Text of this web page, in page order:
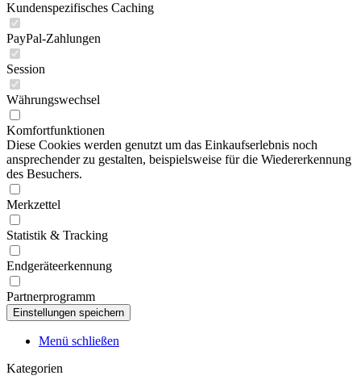
Kundenspezifisches Caching
PayPal-Zahlungen
Session
Währungswechsel
Komfortfunktionen
Diese Cookies werden genutzt um das Einkaufserlebnis noch
ansprechender zu gestalten, beispielsweise für die Wiedererkennung
des Besuchers.
Merkzettel
Statistik & Tracking
Endgeräteerkennung
Partnerprogramm
Menü schließen
Kategorien